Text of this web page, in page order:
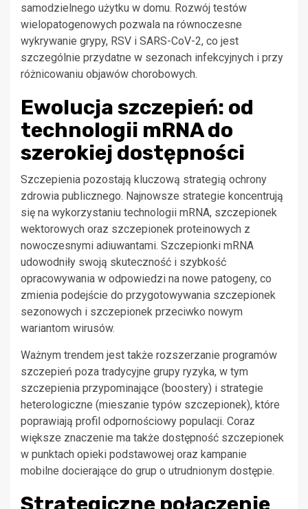
samodzielnego użytku w domu. Rozwój testów
wielopatogenowych pozwala na równoczesne
wykrywanie grypy, RSV i SARS-CoV-2, co jest
szczególnie przydatne w sezonach infekcyjnych i przy
różnicowaniu objawów chorobowych.
Ewolucja szczepień: od
technologii mRNA do
szerokiej dostępności
Szczepienia pozostają kluczową strategią ochrony
zdrowia publicznego. Najnowsze strategie koncentrują
się na wykorzystaniu technologii mRNA, szczepionek
wektorowych oraz szczepionek proteinowych z
nowoczesnymi adiuwantami. Szczepionki mRNA
udowodniły swoją skuteczność i szybkość
opracowywania w odpowiedzi na nowe patogeny, co
zmienia podejście do przygotowywania szczepionek
sezonowych i szczepionek przeciwko nowym
wariantom wirusów.
Ważnym trendem jest także rozszerzanie programów
szczepień poza tradycyjne grupy ryzyka, w tym
szczepienia przypominające (boostery) i strategie
heterologiczne (mieszanie typów szczepionek), które
poprawiają profil odpornościowy populacji. Coraz
większe znaczenie ma także dostępność szczepionek
w punktach opieki podstawowej oraz kampanie
mobilne docierające do grup o utrudnionym dostępie.